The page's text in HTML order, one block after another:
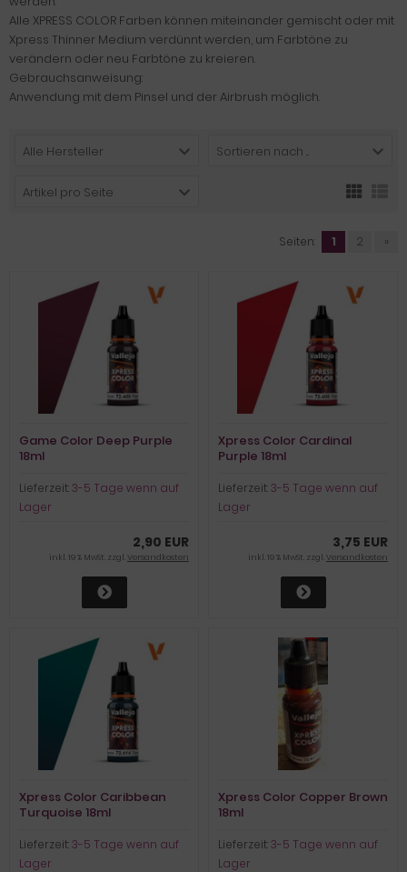
Alle XPRESS COLOR Farben können miteinander gemischt oder mit
Xpress Thinner Medium verdünnt werden, um Farbtöne zu
verändern oder neu Farbtöne zu kreieren.
Gebrauchsanweisung:
Anwendung mit dem Pinsel und der Airbrush möglich.
Alle Hersteller Sortieren nach ...
Artikel pro Seite
Seiten: 1 2 »
Game Color Deep Purple
18ml
Lieferzeit:3-5 Tage wenn auf
Lager
2,90 EUR
inkl. 19 % MwSt. zzgl.Versandkosten
Xpress Color Cardinal
Purple 18ml
Lieferzeit:3-5 Tage wenn auf
Lager
3,75 EUR
inkl. 19 % MwSt. zzgl.Versandkosten
Xpress Color Caribbean
Turquoise 18ml
Lieferzeit:3-5 Tage wenn auf
Lager
Xpress Color Copper Brown
18ml
Lieferzeit:3-5 Tage wenn auf
Lager